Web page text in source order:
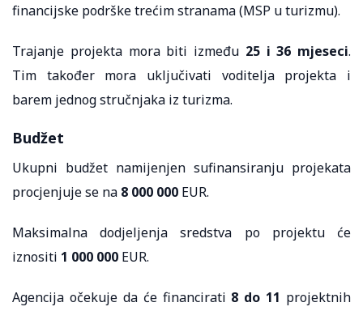
financijske podrške trećim stranama (MSP u turizmu).
Trajanje projekta mora biti između 25 i 36 mjeseci.
Tim također mora uključivati ​​voditelja projekta i
barem jednog stručnjaka iz turizma.
Budžet
Ukupni budžet namijenjen sufinansiranju projekata
procjenjuje se na 8 000 000 EUR.
Maksimalna dodjeljenja sredstva po projektu će
iznositi 1 000 000 EUR.
Agencija očekuje da će financirati 8 do 11 projektnih